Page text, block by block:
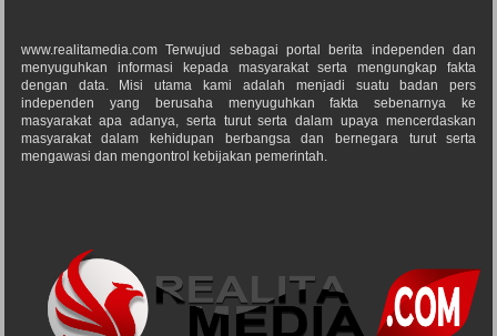
www.realitamedia.com Terwujud sebagai portal berita independen dan
menyuguhkan informasi kepada masyarakat serta mengungkap fakta
dengan data. Misi utama kami adalah menjadi suatu badan pers
independen yang berusaha menyuguhkan fakta sebenarnya ke
masyarakat apa adanya, serta turut serta dalam upaya mencerdaskan
masyarakat dalam kehidupan berbangsa dan bernegara turut serta
mengawasi dan mengontrol kebijakan pemerintah.